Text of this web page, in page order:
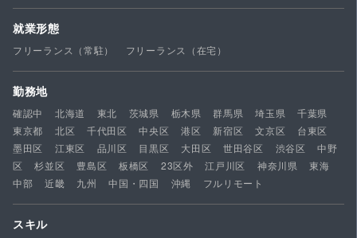
就業形態
フリーランス（常駐） フリーランス（在宅）
勤務地
確認中 北海道 東北 茨城県 栃木県 群馬県 埼玉県
千葉県
東京都
北区 千代田区 中央区 港区 新宿区 文京区
台東区
墨田区
江東区 品川区 目黒区 大田区 世田谷区 渋谷区
中野
区
杉並区 豊島区 板橋区 23区外 江戸川区 神奈川県
東海
中部
近畿 九州 中国・四国 沖縄 フルリモート
スキル